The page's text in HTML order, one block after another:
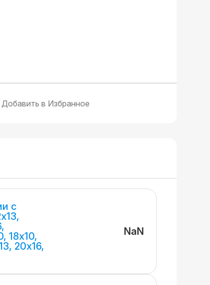
Добавить в Избранное
с
18х10,
20х16,
NaN